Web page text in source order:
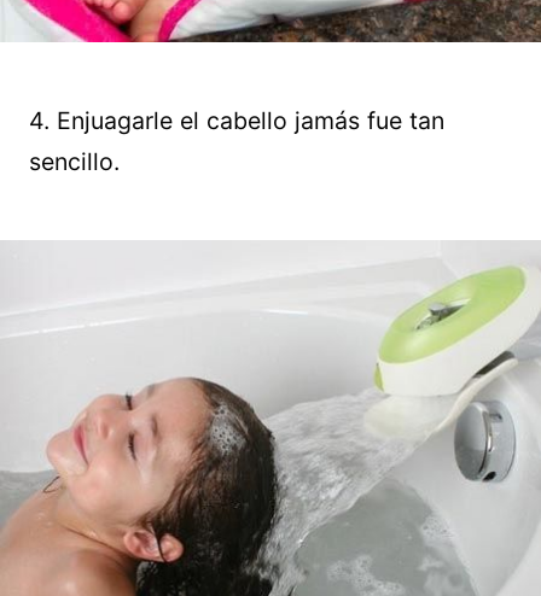
4. Enjuagarle el cabello jamás fue tan
sencillo.